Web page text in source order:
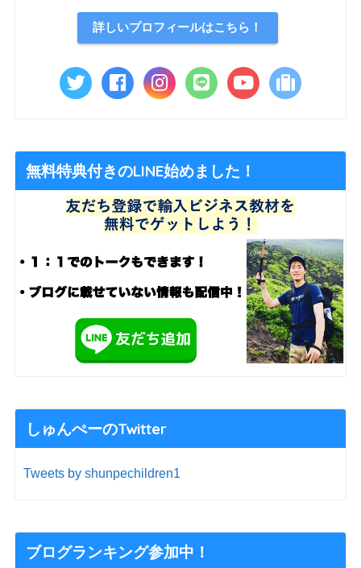
詳しいプロフィールはこちら！
無料特典付きのLINE始めました！
しゅんぺーのTwitter
Tweets by shunpechildren1
ブログランキング参加中！